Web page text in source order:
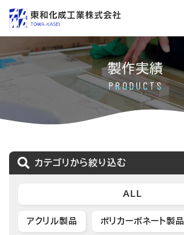
製作実績
PRODUCTS
カテゴリから絞り込む
ALL
アクリル製品 ポリカーボネート製品